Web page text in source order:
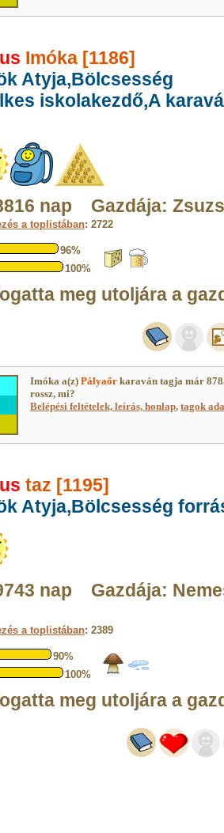
Imóka [1186]
Atyja,Bölcsesség
iskolakezdő,A
nap Gazdája:
a toplistában: 2722
96%
100%
meg utoljára a
Imóka a(z) Pályaőr karaván tagja már
rossz, mi?
Belépési feltételek, leírás, honlap, tagok
taz [1195]
Atyja,Bölcsesség
nap Gazdája:
a toplistában: 2389
90%
100%
meg utoljára a